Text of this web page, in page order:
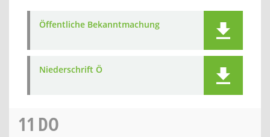
Öffentliche Bekanntmachung
Niederschrift Ö
11 DO